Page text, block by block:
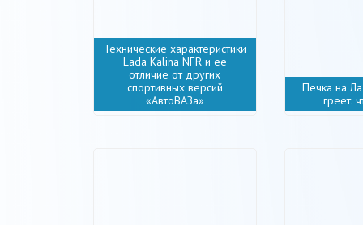
Технические характеристики
Lada Kalina NFR и ее
отличие от других
спортивных версий
«АвтоВАЗа»
Печка на
греет: